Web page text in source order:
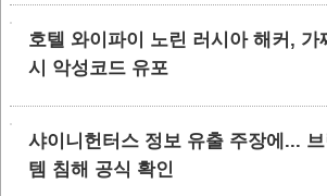
호텔 와이파이 노린 러시아 해커, 가
시 악성코드 유포
샤이니헌터스 정보 유출 주장에...
템 침해 공식 확인